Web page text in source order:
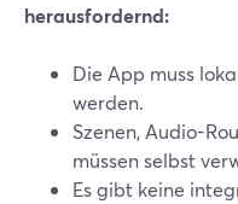
herausfordernd:
Die App muss
werden.
Szenen, Audio-
müssen selbst
Es gibt keine